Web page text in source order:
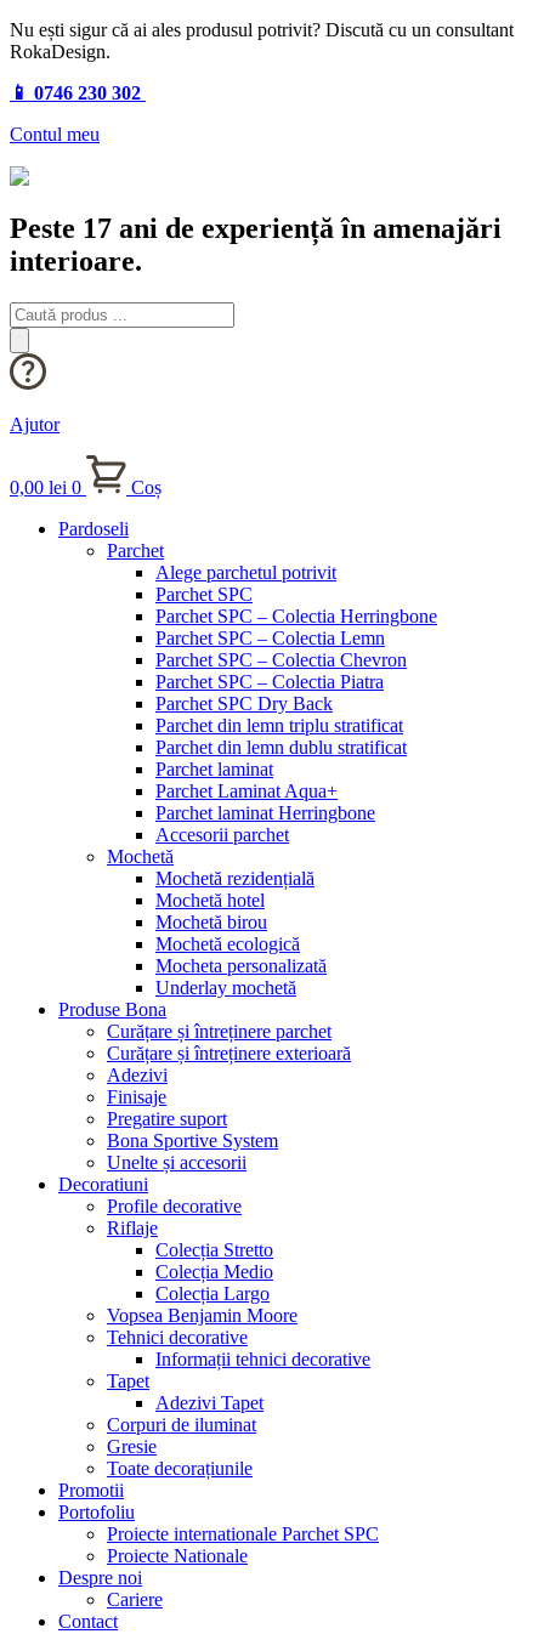
Nu ești sigur că ai ales produsul potrivit? Discută cu un consultant
RokaDesign.
📱 0746 230 302
Contul meu
Peste 17 ani de experiență în amenajări
interioare.
Products
search
Ajutor
0,00 lei 0
Coș
Pardoseli
Parchet
Alege parchetul potrivit
Parchet SPC
Parchet SPC – Colectia Herringbone
Parchet SPC – Colectia Lemn
Parchet SPC – Colectia Chevron
Parchet SPC – Colectia Piatra
Parchet SPC Dry Back
Parchet din lemn triplu stratificat
Parchet din lemn dublu stratificat
Parchet laminat
Parchet Laminat Aqua+
Parchet laminat Herringbone
Accesorii parchet
Mochetă
Mochetă rezidențială
Mochetă hotel
Mochetă birou
Mochetă ecologică
Mocheta personalizată
Underlay mochetă
Produse Bona
Curățare și întreținere parchet
Curățare și întreținere exterioară
Adezivi
Finisaje
Pregatire suport
Bona Sportive System
Unelte și accesorii
Decoratiuni
Profile decorative
Riflaje
Colecția Stretto
Colecția Medio
Colecția Largo
Vopsea Benjamin Moore
Tehnici decorative
Informații tehnici decorative
Tapet
Adezivi Tapet
Corpuri de iluminat
Gresie
Toate decorațiunile
Promotii
Portofoliu
Proiecte internationale Parchet SPC
Proiecte Nationale
Despre noi
Cariere
Contact